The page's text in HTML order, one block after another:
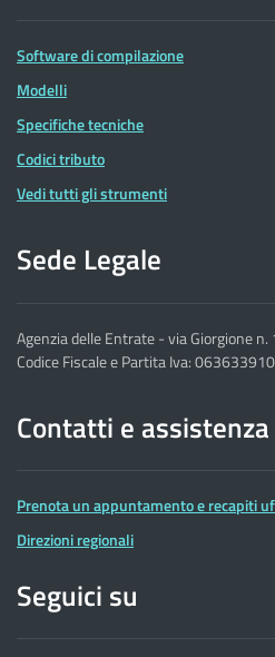
Software di compilazione
Modelli
Specifiche tecniche
Codici tributo
Vedi tutti gli strumenti
Sede Legale
Agenzia delle Entrate - via Giorgione
Codice Fiscale e Partita Iva:
Contatti e assistenza
Prenota un appuntamento e recapiti
Direzioni regionali
Seguici su